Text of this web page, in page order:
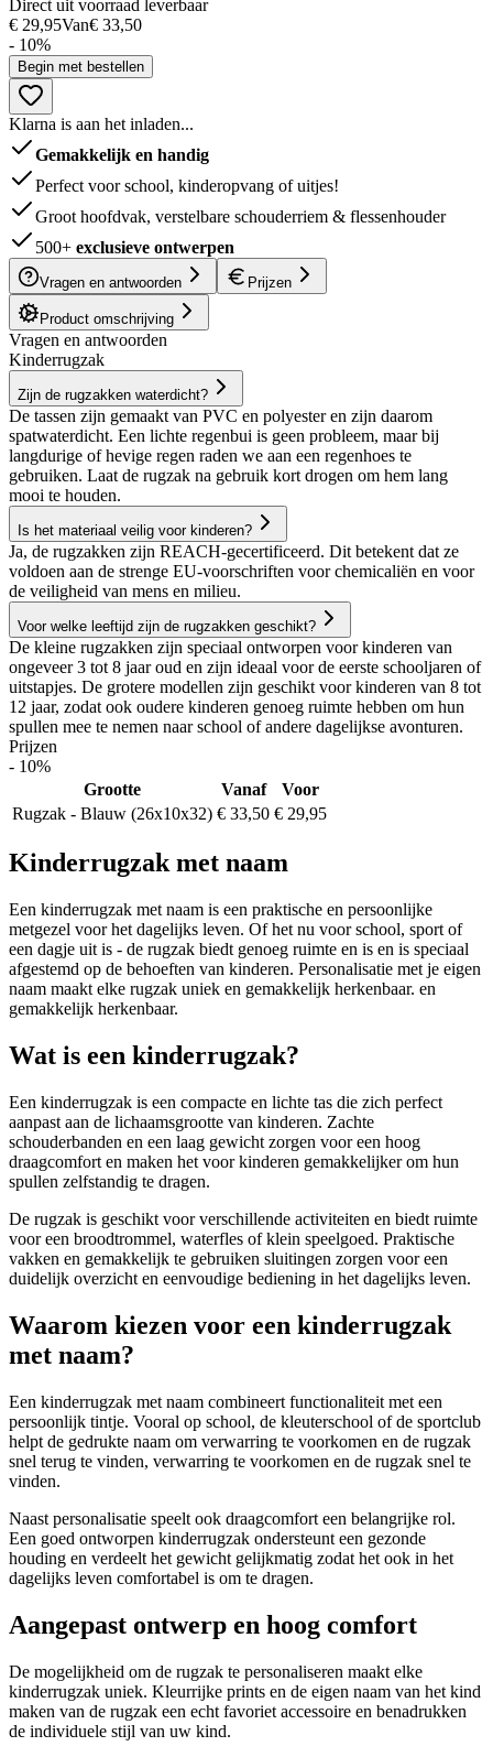
Direct uit voorraad leverbaar
€ 29,95Van€ 33,50
- 10%
Begin met bestellen
Klarna is aan het inladen...
Gemakkelijk en handig
Perfect voor school, kinderopvang of uitjes!
Groot hoofdvak, verstelbare schouderriem & flessenhouder
500+ exclusieve ontwerpen
Vragen en antwoorden Prijzen
Product omschrijving
Vragen en antwoorden
Kinderrugzak
Zijn de rugzakken waterdicht?
De tassen zijn gemaakt van PVC en polyester en zijn daarom
spatwaterdicht. Een lichte regenbui is geen probleem, maar bij
langdurige of hevige regen raden we aan een regenhoes te
gebruiken. Laat de rugzak na gebruik kort drogen om hem lang
mooi te houden.
Is het materiaal veilig voor kinderen?
Ja, de rugzakken zijn REACH-gecertificeerd. Dit betekent dat ze
voldoen aan de strenge EU-voorschriften voor chemicaliën en voor
de veiligheid van mens en milieu.
Voor welke leeftijd zijn de rugzakken geschikt?
De kleine rugzakken zijn speciaal ontworpen voor kinderen van
ongeveer 3 tot 8 jaar oud en zijn ideaal voor de eerste schooljaren of
uitstapjes. De grotere modellen zijn geschikt voor kinderen van 8 tot
12 jaar, zodat ook oudere kinderen genoeg ruimte hebben om hun
spullen mee te nemen naar school of andere dagelijkse avonturen.
Prijzen
- 10%
Grootte
Vanaf
Voor
Rugzak - Blauw (26x10x32) € 33,50 € 29,95
Kinderrugzak met naam
Een kinderrugzak met naam is een praktische en persoonlijke
metgezel voor het dagelijks leven. Of het nu voor school, sport of
een dagje uit is - de rugzak biedt genoeg ruimte en is en is speciaal
afgestemd op de behoeften van kinderen. Personalisatie met je eigen
naam maakt elke rugzak uniek en gemakkelijk herkenbaar. en
gemakkelijk herkenbaar.
Wat is een kinderrugzak?
Een kinderrugzak is een compacte en lichte tas die zich perfect
aanpast aan de lichaamsgrootte van kinderen. Zachte
schouderbanden en een laag gewicht zorgen voor een hoog
draagcomfort en maken het voor kinderen gemakkelijker om hun
spullen zelfstandig te dragen.
De rugzak is geschikt voor verschillende activiteiten en biedt ruimte
voor een broodtrommel, waterfles of klein speelgoed. Praktische
vakken en gemakkelijk te gebruiken sluitingen zorgen voor een
duidelijk overzicht en eenvoudige bediening in het dagelijks leven.
Waarom kiezen voor een kinderrugzak
met naam?
Een kinderrugzak met naam combineert functionaliteit met een
persoonlijk tintje. Vooral op school, de kleuterschool of de sportclub
helpt de gedrukte naam om verwarring te voorkomen en de rugzak
snel terug te vinden, verwarring te voorkomen en de rugzak snel te
vinden.
Naast personalisatie speelt ook draagcomfort een belangrijke rol.
Een goed ontworpen kinderrugzak ondersteunt een gezonde
houding en verdeelt het gewicht gelijkmatig zodat het ook in het
dagelijks leven comfortabel is om te dragen.
Aangepast ontwerp en hoog comfort
De mogelijkheid om de rugzak te personaliseren maakt elke
kinderrugzak uniek. Kleurrijke prints en de eigen naam van het kind
maken van de rugzak een echt favoriet accessoire en benadrukken
de individuele stijl van uw kind.